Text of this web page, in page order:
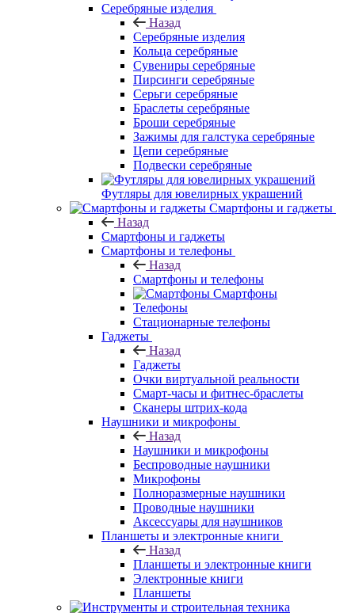
Серебряные изделия
Назад
Серебряные изделия
Кольца серебряные
Сувениры серебряные
Пирсинги серебряные
Серьги серебряные
Браслеты серебряные
Броши серебряные
Зажимы для галстука серебряные
Цепи серебряные
Подвески серебряные
Футляры для ювелирных украшений
Смартфоны и гаджеты
Назад
Смартфоны и гаджеты
Смартфоны и телефоны
Назад
Смартфоны и телефоны
Смартфоны
Телефоны
Стационарные телефоны
Гаджеты
Назад
Гаджеты
Очки виртуальной реальности
Смарт-часы и фитнес-браслеты
Сканеры штрих-кода
Наушники и микрофоны
Назад
Наушники и микрофоны
Беспроводные наушники
Микрофоны
Полноразмерные наушники
Проводные наушники
Аксессуары для наушников
Планшеты и электронные книги
Назад
Планшеты и электронные книги
Электронные книги
Планшеты